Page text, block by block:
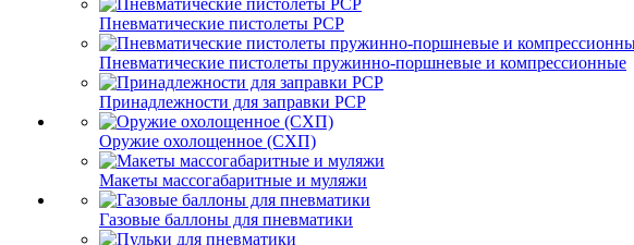
Пневматические пистолеты PCP
Пневматические пистолеты пружинно-поршневые и компрессионные
Принадлежности для заправки PCP
Оружие охолощенное (СХП)
Макеты массогабаритные и муляжи
Газовые баллоны для пневматики